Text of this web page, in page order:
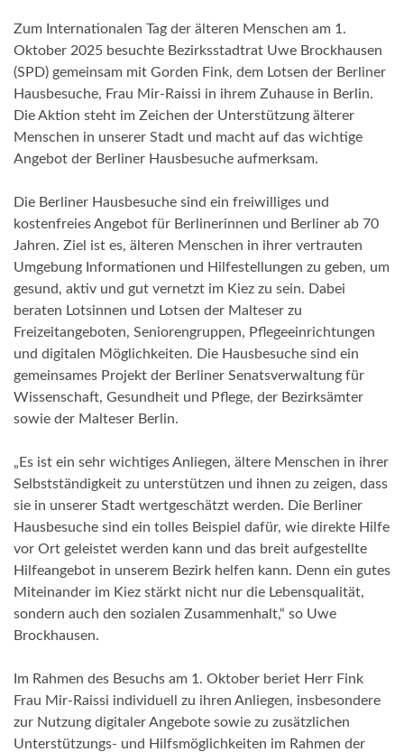
Zum Internationalen Tag der älteren Menschen am 1.
Oktober 2025 besuchte Bezirksstadtrat Uwe Brockhausen
(SPD) gemeinsam mit Gorden Fink, dem Lotsen der Berliner
Hausbesuche, Frau Mir-Raissi in ihrem Zuhause in Berlin.
Die Aktion steht im Zeichen der Unterstützung älterer
Menschen in unserer Stadt und macht auf das wichtige
Angebot der Berliner Hausbesuche aufmerksam.
Die Berliner Hausbesuche sind ein freiwilliges und
kostenfreies Angebot für Berlinerinnen und Berliner ab 70
Jahren. Ziel ist es, älteren Menschen in ihrer vertrauten
Umgebung Informationen und Hilfestellungen zu geben, um
gesund, aktiv und gut vernetzt im Kiez zu sein. Dabei
beraten Lotsinnen und Lotsen der Malteser zu
Freizeitangeboten, Seniorengruppen, Pflegeeinrichtungen
und digitalen Möglichkeiten. Die Hausbesuche sind ein
gemeinsames Projekt der Berliner Senatsverwaltung für
Wissenschaft, Gesundheit und Pflege, der Bezirksämter
sowie der Malteser Berlin.
„Es ist ein sehr wichtiges Anliegen, ältere Menschen in ihrer
Selbstständigkeit zu unterstützen und ihnen zu zeigen, dass
sie in unserer Stadt wertgeschätzt werden. Die Berliner
Hausbesuche sind ein tolles Beispiel dafür, wie direkte Hilfe
vor Ort geleistet werden kann und das breit aufgestellte
Hilfeangebot in unserem Bezirk helfen kann. Denn ein gutes
Miteinander im Kiez stärkt nicht nur die Lebensqualität,
sondern auch den sozialen Zusammenhalt,“ so Uwe
Brockhausen.
Im Rahmen des Besuchs am 1. Oktober beriet Herr Fink
Frau Mir-Raissi individuell zu ihren Anliegen, insbesondere
zur Nutzung digitaler Angebote sowie zu zusätzlichen
Unterstützungs- und Hilfsmöglichkeiten im Rahmen der